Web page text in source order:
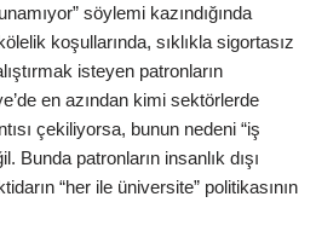
söylemi kazındığında
koşullarında, sıklıkla sigortasız
isteyen patronların
en azından kimi sektörlerde
çekiliyorsa, bunun nedeni “iş
Bunda patronların insanlık dışı
“her ile üniversite” politikasının